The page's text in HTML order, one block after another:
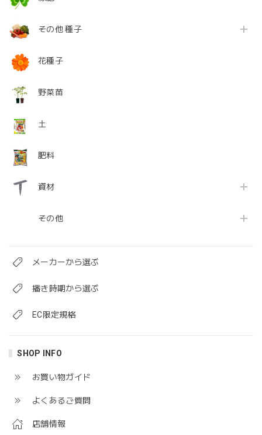
その他 種子
花種子
野菜苗
土
肥料
資材
その他
メーカーから選ぶ
播き時期から選ぶ
EC限定規格
SHOP INFO
お買い物ガイド
よくあるご質問
店舗情報